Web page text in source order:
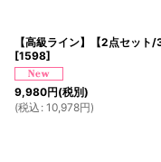
【高級ライン】【2点セッ
[1598]
9,980円(税別)
(税込 : 10,978円)